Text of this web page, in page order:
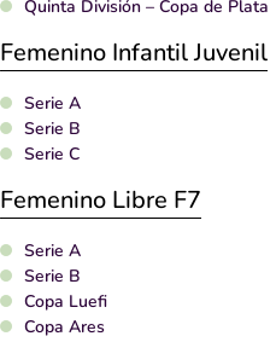
Quinta División – Copa de Plata
Femenino Infantil Juvenil
Serie A
Serie B
Serie C
Femenino Libre F7
Serie A
Serie B
Copa Luefi
Copa Ares